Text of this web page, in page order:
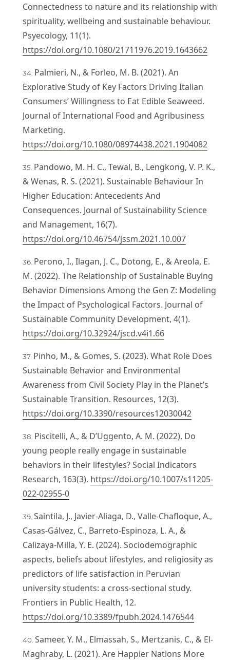
Connectedness to nature and its relationship with
spirituality, wellbeing and sustainable behaviour.
Psyecology, 11(1).
https://doi.org/10.1080/21711976.2019.1643662
Palmieri, N., & Forleo, M. B. (2021). An
Explorative Study of Key Factors Driving Italian
Consumers’ Willingness to Eat Edible Seaweed.
Journal of International Food and Agribusiness
Marketing.
https://doi.org/10.1080/08974438.2021.1904082
Pandowo, M. H. C., Tewal, B., Lengkong, V. P. K.,
& Wenas, R. S. (2021). Sustainable Behaviour In
Higher Education: Antecedents And
Consequences. Journal of Sustainability Science
and Management, 16(7).
https://doi.org/10.46754/jssm.2021.10.007
Perono, I., Ilagan, J. C., Dotong, E., & Areola, E.
M. (2022). The Relationship of Sustainable Buying
Behavior Dimensions Among the Gen Z: Modeling
the Impact of Psychological Factors. Journal of
Sustainable Community Development, 4(1).
https://doi.org/10.32924/jscd.v4i1.66
Pinho, M., & Gomes, S. (2023). What Role Does
Sustainable Behavior and Environmental
Awareness from Civil Society Play in the Planet’s
Sustainable Transition. Resources, 12(3).
https://doi.org/10.3390/resources12030042
Piscitelli, A., & D’Uggento, A. M. (2022). Do
young people really engage in sustainable
behaviors in their lifestyles? Social Indicators
Research, 163(3). https://doi.org/10.1007/s11205-
022-02955-0
Saintila, J., Javier-Aliaga, D., Valle-Chafloque, A.,
Casas-Gálvez, C., Barreto-Espinoza, L. A., &
Calizaya-Milla, Y. E. (2024). Sociodemographic
aspects, beliefs about lifestyles, and religiosity as
predictors of life satisfaction in Peruvian
university students: a cross-sectional study.
Frontiers in Public Health, 12.
https://doi.org/10.3389/fpubh.2024.1476544
Sameer, Y. M., Elmassah, S., Mertzanis, C., & El-
Maghraby, L. (2021). Are Happier Nations More